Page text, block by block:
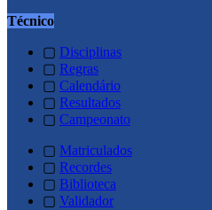
Técnico
▢ Disciplinas
▢ Regras
▢ Calendário
▢ Resultados
▢ Campeonato
▢ Matriculados
▢ Recordes
▢ Biblioteca
▢ Validador